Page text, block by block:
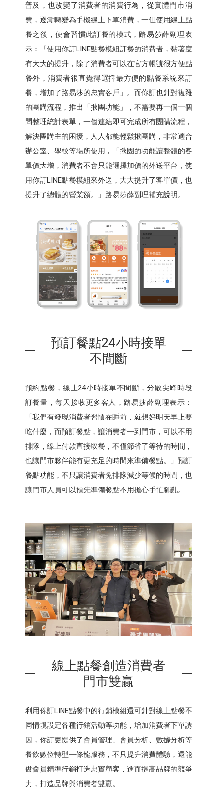
普及，也改變了消費者的消費行為，從實體門市消
費，逐漸轉變為手機線上下單消費，一但使用線上點
餐之後，便會習慣此訂餐的模式，路易莎薛副理表
示：「使用你訂LINE點餐模組訂餐的消費者，黏著度
有大大的提升，除了消費者可以在官方帳號很方便點
餐外，消費者很直覺得選擇最方便的點餐系統來訂
餐，增加了路易莎的忠實客戶」。而你訂也針對複雜
的團購流程，推出「揪團功能」，不需要再一個一個
問整理統計表單，一個連結即可完成所有團購流程，
解決團購主的困擾，人人都能輕鬆揪團購，非常適合
辦公室、學校等場所使用，「揪團的功能讓整體的客
單價大增，消費者不會只能選擇加價的外送平台，使
用你訂LINE點餐模組來外送，大大提升了客單價，也
提升了總體的營業額。」路易莎薛副理補充說明。
預訂餐點24小時接單
不間斷
預約點餐，線上24小時接單不間斷，分散尖峰時段
訂餐量，每天接收更多客人，路易莎薛副理表示：
「我們有發現消費者習慣在睡前，就想好明天早上要
吃什麼，而預訂餐點，讓消費者一到門市，可以不用
排隊，線上付款直接取餐，不僅節省了等待的時間，
也讓門市夥伴能有更充足的時間來準備餐點。」預訂
餐點功能，不只讓消費者免排隊減少等候的時間，也
讓門市人員可以預先準備餐點不用擔心手忙腳亂。
線上點餐創造消費者
門市雙贏
利用你訂LINE點餐中的行銷模組還可針對線上點餐不
同情境設定各種行銷活動等功能，增加消費者下單誘
因，你訂更提供了會員管理、會員分析、數據分析等
餐飲數位轉型一條龍服務，不只提升消費體驗，還能
做會員精準行銷打造忠實顧客，進而提高品牌的競爭
力，打造品牌與消費者雙贏。